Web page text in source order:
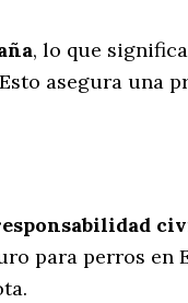
, lo que
asegura una
para perros en